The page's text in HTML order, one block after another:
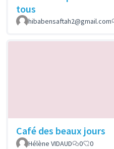
tous
hibabensaftah2@gmail.com
Café des beaux jours
Hélène VIDAUD
0 0